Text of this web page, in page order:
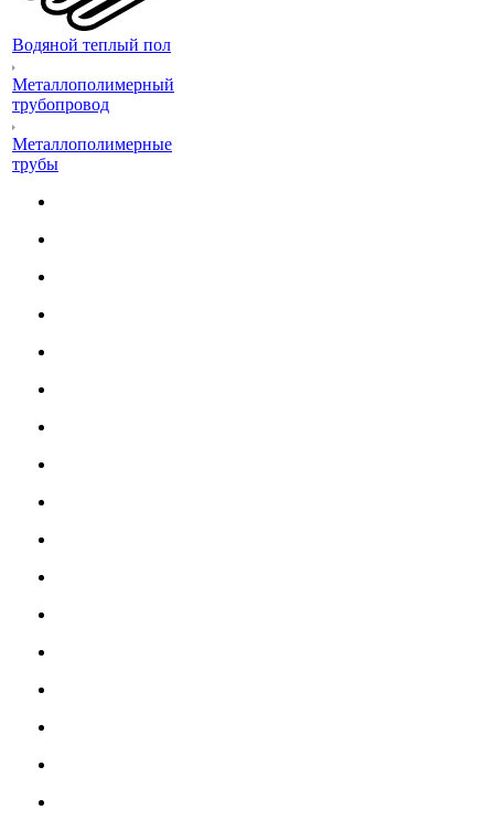
Водяной теплый пол
Металлополимерный
трубопровод
Металлополимерные
трубы